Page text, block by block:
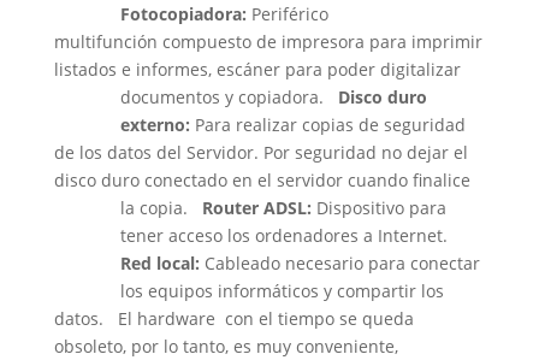
Fotocopiadora: Periférico
multifunción compuesto de impresora para imprimir
listados e informes, escáner para poder digitalizar
documentos y copiadora. Disco duro
externo: Para realizar copias de seguridad
de los datos del Servidor. Por seguridad no dejar el
disco duro conectado en el servidor cuando finalice
la copia. Router ADSL: Dispositivo para
tener acceso los ordenadores a Internet.
Red local: Cableado necesario para conectar
los equipos informáticos y compartir los
datos. El hardware con el tiempo se queda
obsoleto, por lo tanto, es muy conveniente,